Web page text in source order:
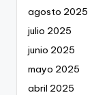
agosto 2025
julio 2025
junio 2025
mayo 2025
abril 2025